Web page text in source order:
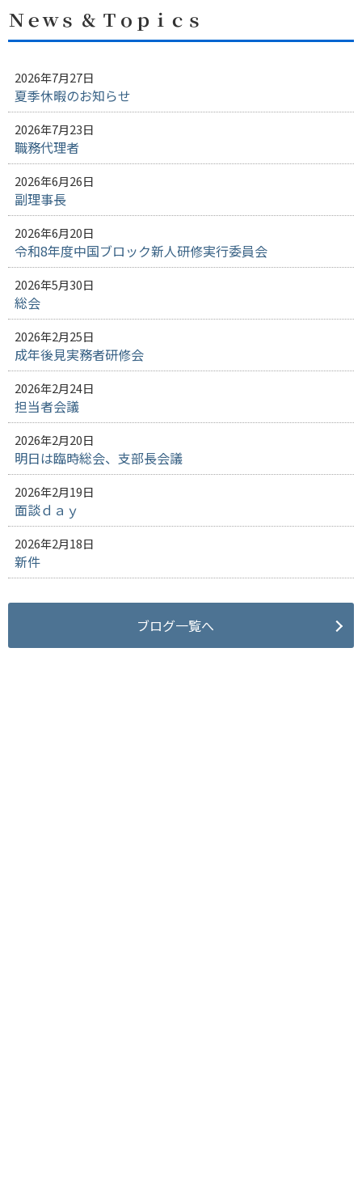
Ｎｅｗｓ ＆ Ｔｏｐｉｃｓ
2026年7月27日
夏季休暇のお知らせ
2026年7月23日
職務代理者
2026年6月26日
副理事長
2026年6月20日
令和8年度中国ブロック新人研修実行委員会
2026年5月30日
総会
2026年2月25日
成年後見実務者研修会
2026年2月24日
担当者会議
2026年2月20日
明日は臨時総会、支部長会議
2026年2月19日
面談ｄａｙ
2026年2月18日
新件
ブログ一覧へ